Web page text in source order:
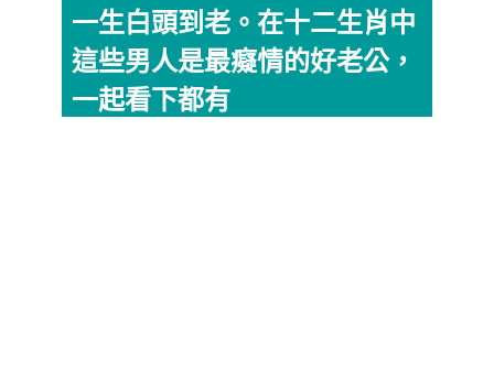
一生白頭到老。在十二生肖中
這些男人是最癡情的好老公，
一起看下都有